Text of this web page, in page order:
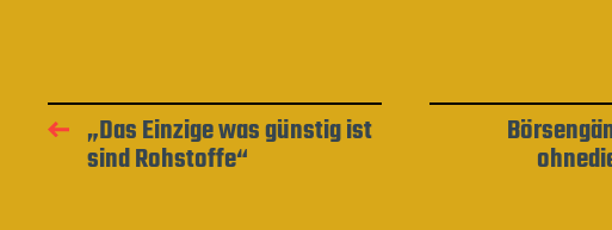
„Das Einzige was günstig ist
sind Rohstoffe“